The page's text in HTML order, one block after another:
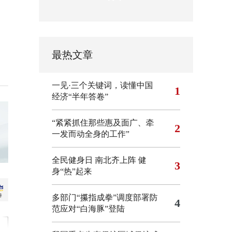
最热文章
一见·三个关键词，读懂中国
经济“半年答卷”
1
“紧紧抓住那些惠及面广、牵
一发而动全身的工作”
2
全民健身日 南北齐上阵 健
身“热”起来
3
多部门“攥指成拳”调度部署防
范应对“白海豚”登陆
4